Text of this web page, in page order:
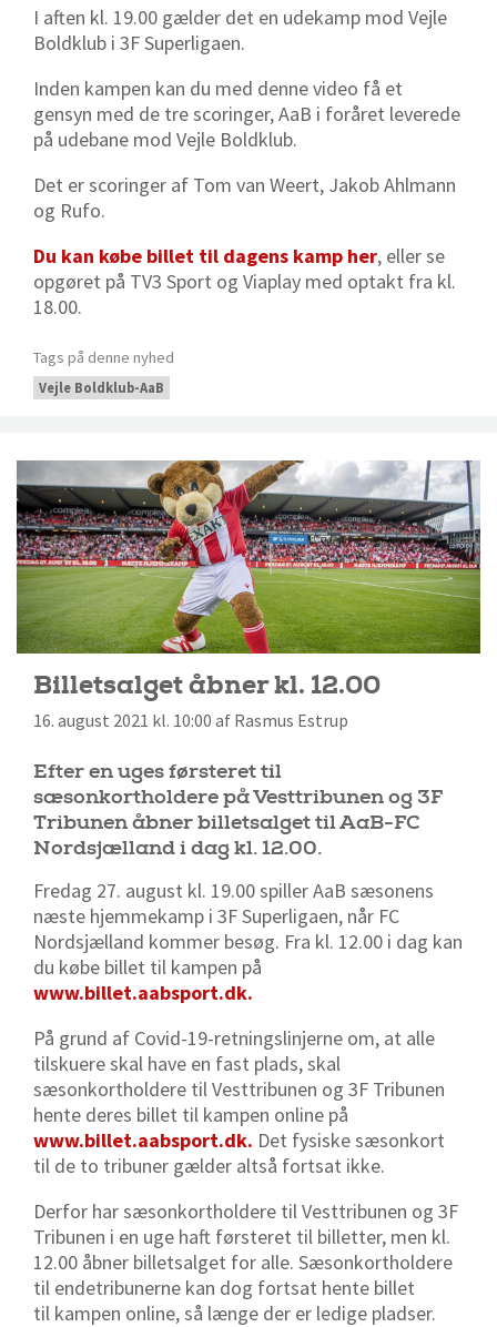
I aften kl. 19.00 gælder det en udekamp mod Vejle
Boldklub i 3F Superligaen.
Inden kampen kan du med denne video få et
gensyn med de tre scoringer, AaB i foråret leverede
på udebane mod Vejle Boldklub.
Det er scoringer af Tom van Weert, Jakob Ahlmann
og Rufo.
Du kan købe billet til dagens kamp her, eller se
opgøret på TV3 Sport og Viaplay med optakt fra kl.
18.00.
Tags på denne nyhed
Vejle Boldklub-AaB
Billetsalget åbner kl. 12.00
16. august 2021 kl. 10:00 af Rasmus Estrup
Efter en uges førsteret til
sæsonkortholdere på Vesttribunen og 3F
Tribunen åbner billetsalget til AaB-FC
Nordsjælland i dag kl. 12.00.
Fredag 27. august kl. 19.00 spiller AaB sæsonens
næste hjemmekamp i 3F Superligaen, når FC
Nordsjælland kommer besøg. Fra kl. 12.00 i dag kan
du købe billet til kampen på
www.billet.aabsport.dk.
På grund af Covid-19-retningslinjerne om, at alle
tilskuere skal have en fast plads, skal
sæsonkortholdere til Vesttribunen og 3F Tribunen
hente deres billet til kampen online på
www.billet.aabsport.dk. Det fysiske sæsonkort
til de to tribuner gælder altså fortsat ikke.
Derfor har sæsonkortholdere til Vesttribunen og 3F
Tribunen i en uge haft førsteret til billetter, men kl.
12.00 åbner billetsalget for alle. Sæsonkortholdere
til endetribunerne kan dog fortsat hente billet
til kampen online, så længe der er ledige pladser.